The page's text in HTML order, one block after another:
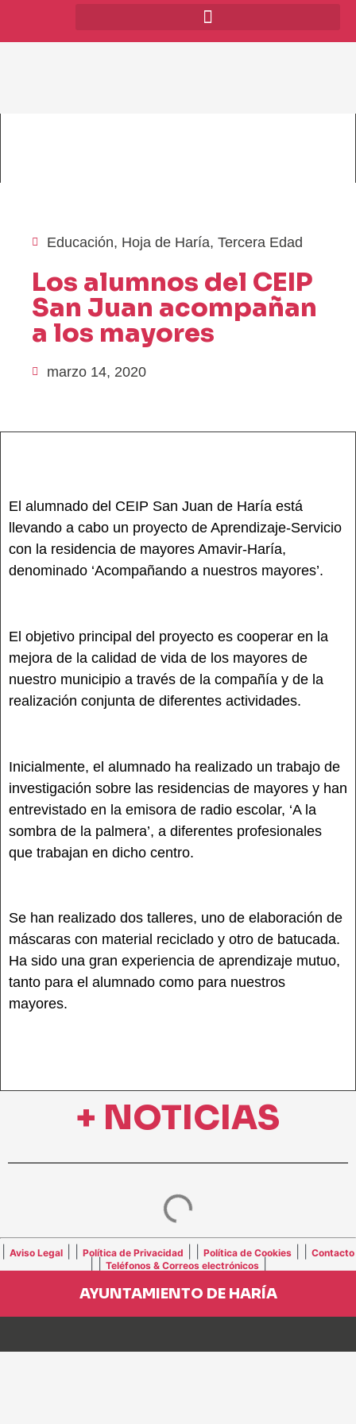
Educación, Hoja de Haría, Tercera Edad
Los alumnos del CEIP
San Juan acompañan
a los mayores
marzo 14, 2020
El alumnado del CEIP San Juan de Haría está
llevando a cabo un proyecto de Aprendizaje-Servicio
con la residencia de mayores Amavir-Haría,
denominado ‘Acompañando a nuestros mayores’.
El objetivo principal del proyecto es cooperar en la
mejora de la calidad de vida de los mayores de
nuestro municipio a través de la compañía y de la
realización conjunta de diferentes actividades.
Inicialmente, el alumnado ha realizado un trabajo de
investigación sobre las residencias de mayores y han
entrevistado en la emisora de radio escolar, ‘A la
sombra de la palmera’, a diferentes profesionales
que trabajan en dicho centro.
Se han realizado dos talleres, uno de elaboración de
máscaras con material reciclado y otro de batucada.
Ha sido una gran experiencia de aprendizaje mutuo,
tanto para el alumnado como para nuestros
mayores.
+ NOTICIAS
Aviso Legal Política de Privacidad Política de Cookies Contacto
Teléfonos & Correos electrónicos|
AYUNTAMIENTO DE HARÍA